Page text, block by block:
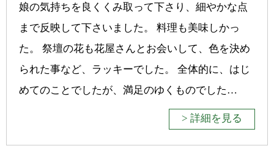
娘の気持ちを良くくみ取って下さり、細やかな点
まで反映して下さいました。 料理も美味しかっ
た。 祭壇の花も花屋さんとお会いして、色を決め
られた事など、ラッキーでした。 全体的に、はじ
めてのことでしたが、満足のゆくものでした…
> 詳細を見る